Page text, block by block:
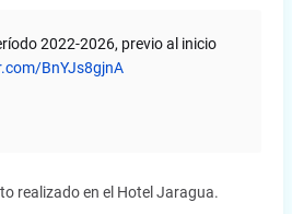
2022-2026, previo al inicio
BnYJs8gjnA
realizado en el Hotel Jaragua.